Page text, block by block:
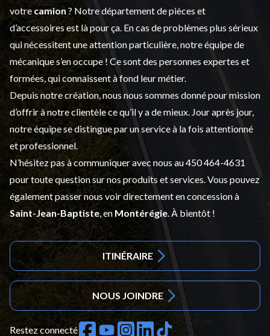
votre camion ? Notre département depièces et
d’accessoiresest là pour ça. En cas de problèmes plus sérieux
qui nécessitent une attention particulière, notre équipe de
mécanique s’en occupe ! Ce sont des personnes expertes et
formées, qui connaissent à fond leur métier.
Depuis notre création, nous nous sommes donné pour mission
d’offrir à notre clientèle ce qu’il y a de mieux. Jour après jour,
notre équipe se distingue par un service à la fois attentionné
et professionnel.
N’hésitez pas à communiquer avec nous au450 464-4631
pour toute question sur nos produits et services. Vous pouvez
également passer nous voir directement en concession à
Saint-Jean-Baptiste , en Montérégie . À bientôt !
ITINÉRAIRE
NOUS JOINDRE
Restez connecté